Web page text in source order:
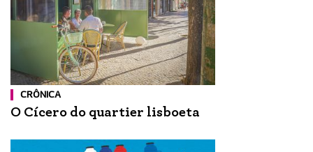
CRÔNICA
O Cícero do quartier lisboeta